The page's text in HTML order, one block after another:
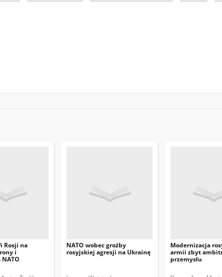
Rosji na
i
NATO wobec groźby
rosyjskiej agresji na Ukrainę
Modernizacja
armii zbyt
przemysłu